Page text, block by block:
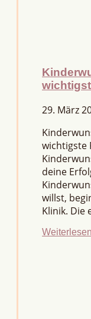
29. März
wichtigste
deine
willst,
Klinik. Die